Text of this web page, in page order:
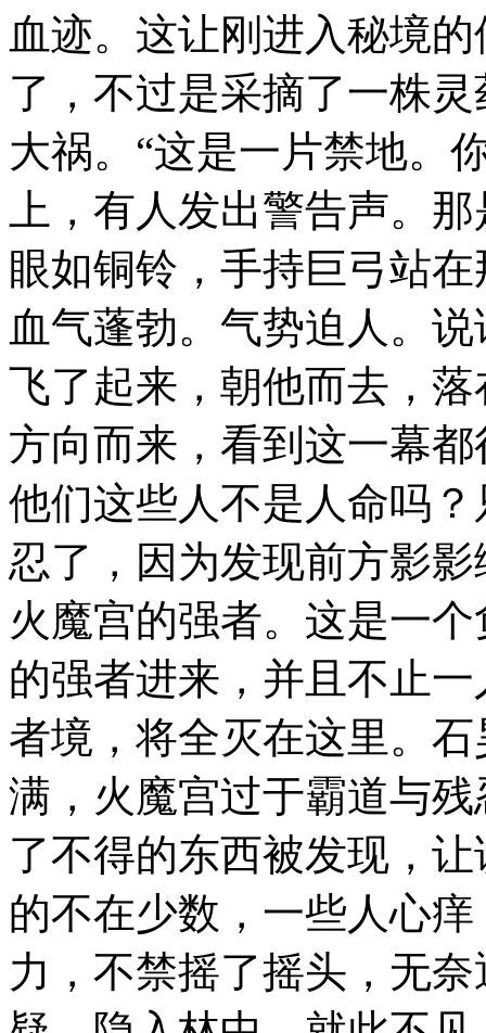
血迹。这让刚进入秘境
了，不过是采摘了一株
大祸。“这是一片禁地。
上，有人发出警告声。
眼如铜铃，手持巨弓站
血气蓬勃。气势迫人。
飞了起来，朝他而去，
方向而来，看到这一幕
他们这些人不是人命吗
忍了，因为发现前方影
火魔宫的强者。这是一
的强者进来，并且不止
者境，将全灭在这里。
满，火魔宫过于霸道与
了不得的东西被发现，
的不在少数，一些人心
力，不禁摇了摇头，无